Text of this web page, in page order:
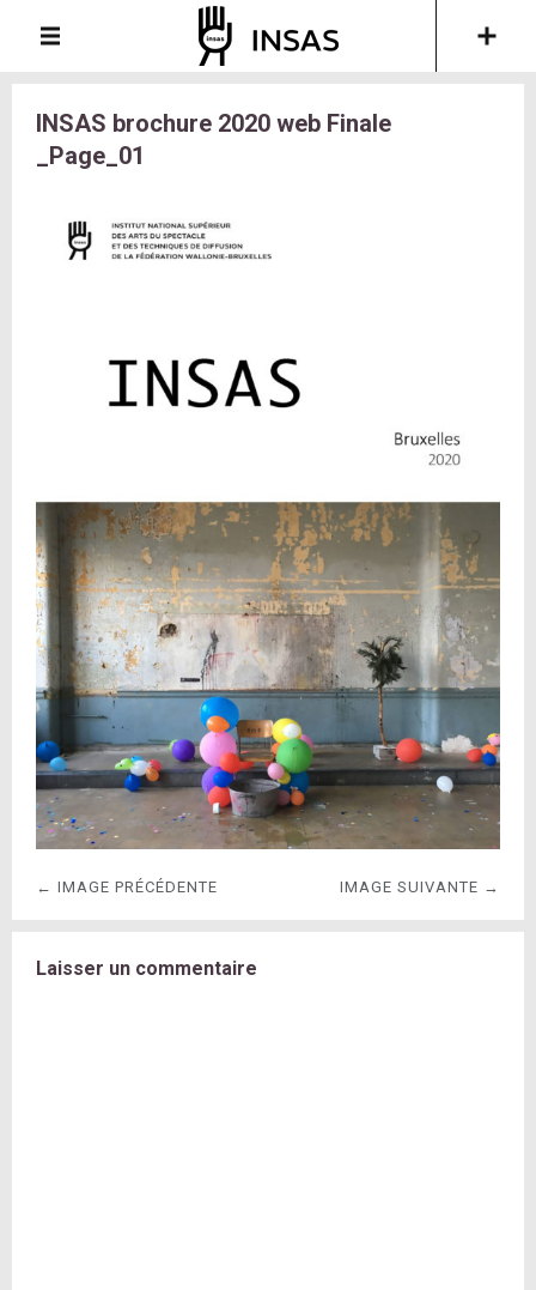
INSAS brochure 2020 web Finale
_Page_01
← IMAGE PRÉCÉDENTE IMAGE SUIVANTE →
Laisser un commentaire